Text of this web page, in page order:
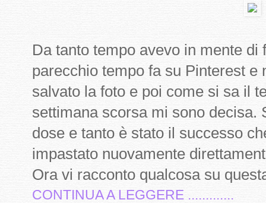
Da tanto tempo avevo in mente
parecchio tempo fa su Pinterest e
salvato la foto e poi come si sa il
settimana scorsa mi sono decisa.
dose e tanto è stato il successo
impastato nuovamente
Ora vi racconto qualcosa su
CONTINUA A LEGGERE .............